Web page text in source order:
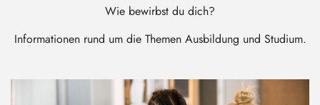
Wie bewirbst du dich?
Informationen rund um die Themen Ausbildung und Studium.